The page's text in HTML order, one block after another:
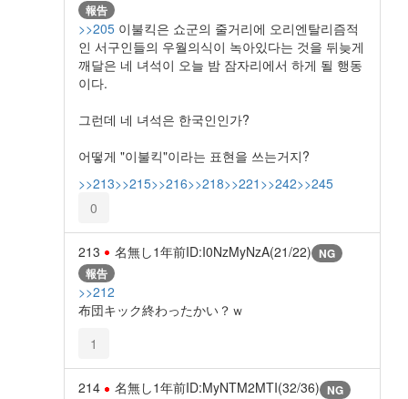
報告
>>205 이불킥은 쇼군의 줄거리에 오리엔탈리즘적
인 서구인들의 우월의식이 녹아있다는 것을 뒤늦게
깨달은 네 녀석이 오늘 밤 잠자리에서 하게 될 행동
이다.
그런데 네 녀석은 한국인인가?
어떻게 "이불킥"이라는 표현을 쓰는거지?
>>213>>215>>216>>218>>221 >>242>>245
0
213 名無し1年前ID:I0NzMyNzA(21/22) NG
報告
>>212
布団キック終わったかい？ｗ
1
214 名無し1年前ID:MyNTM2MTI(32/36) NG